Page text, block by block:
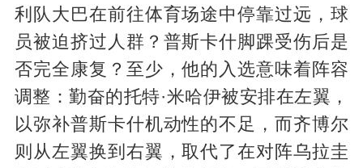
利队大巴在前往体育场途中停靠过远，球
员被迫挤过人群？普斯卡什脚踝受伤后是
否完全康复？至少，他的入选意味着阵容
调整：勤奋的托特·米哈伊被安排在左翼，
以弥补普斯卡什机动性的不足，而齐博尔
则从左翼换到右翼，取代了在对阵乌拉圭